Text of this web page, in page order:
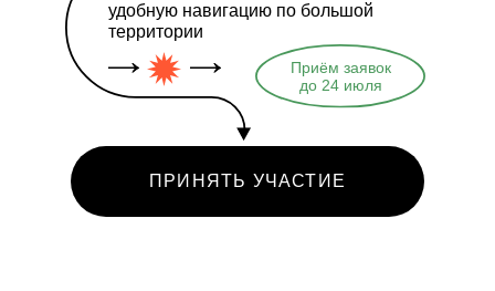
удобную навигацию по большой
территории
ПРИНЯТЬ УЧАСТИЕ
Приём заявок
до 24 июля